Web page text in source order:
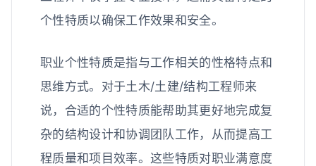
个性特质以确保工作效果和安全。
职业个性特质是指与工作相关的性格特点和
思维方式。对于土木/土建/结构工程师来
说，合适的个性特质能帮助其更好地完成复
杂的结构设计和协调团队工作，从而提高工
程质量和项目效率。这些特质对职业满意度